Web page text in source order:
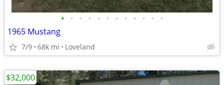
• • • • • • • • • • • •
1965 Mustang
7/9 68k mi Loveland
$32,000